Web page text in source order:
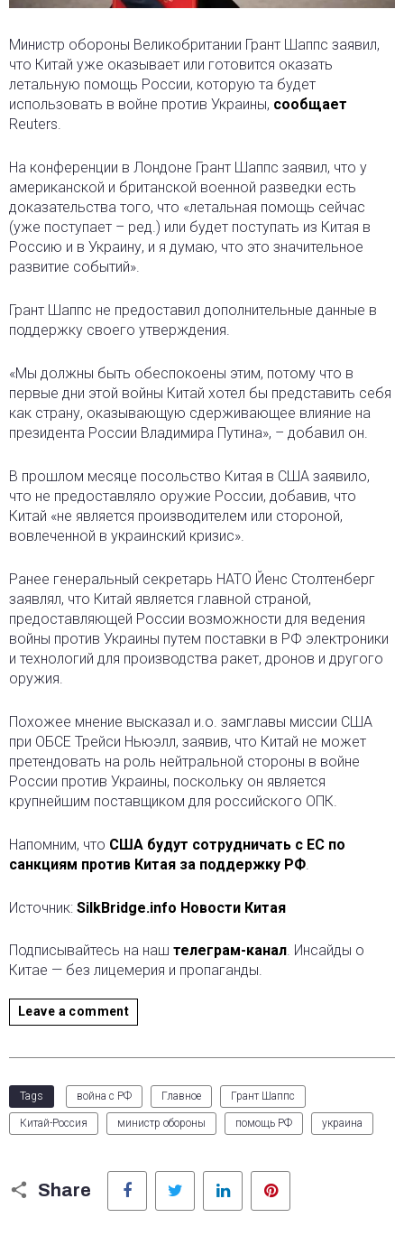
Министр обороны Великобритании Грант Шаппс заявил,
что Китай уже оказывает или готовится оказать
летальную помощь России, которую та будет
использовать в войне против Украины, сообщает
Reuters.
На конференции в Лондоне Грант Шаппс заявил, что у
американской и британской военной разведки есть
доказательства того, что «летальная помощь сейчас
(уже поступает – ред.) или будет поступать из Китая в
Россию и в Украину, и я думаю, что это значительное
развитие событий».
Грант Шаппс не предоставил дополнительные данные в
поддержку своего утверждения.
«Мы должны быть обеспокоены этим, потому что в
первые дни этой войны Китай хотел бы представить себя
как страну, оказывающую сдерживающее влияние на
президента России Владимира Путина», – добавил он.
В прошлом месяце посольство Китая в США заявило,
что не предоставляло оружие России, добавив, что
Китай «не является производителем или стороной,
вовлеченной в украинский кризис».
Ранее генеральный секретарь НАТО Йенс Столтенберг
заявлял, что Китай является главной страной,
предоставляющей России возможности для ведения
войны против Украины путем поставки в РФ электроники
и технологий для производства ракет, дронов и другого
оружия.
Похожее мнение высказал и.о. замглавы миссии США
при ОБСЕ Трейси Ньюэлл, заявив, что Китай не может
претендовать на роль нейтральной стороны в войне
России против Украины, поскольку он является
крупнейшим поставщиком для российского ОПК.
Напомним, что США будут сотрудничать с ЕC по
санкциям против Китая за поддержку РФ
Источник: SilkBridge.info Новости Китая
Подписывайтесь на наш телеграм-канал . Инсайды о
Китае — без лицемерия и пропаганды.
Leave a comment
Tags война с РФ Главное Грант Шаппс
Китай-Россия министр обороны помощь РФ украина
Share
Facebook Twitter LinkedIn